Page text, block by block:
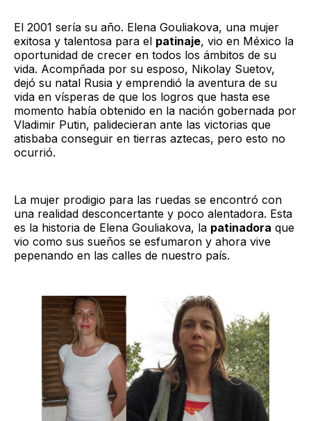
El 2001 sería su año. Elena Gouliakova, una mujer
exitosa y talentosa para el patinaje, vio en México la
oportunidad de crecer en todos los ámbitos de su
vida. Acompñada por su esposo, Nikolay Suetov,
dejó su natal Rusia y emprendió la aventura de su
vida en vísperas de que los logros que hasta ese
momento había obtenido en la nación gobernada por
Vladimir Putin, palidecieran ante las victorias que
atisbaba conseguir en tierras aztecas, pero esto no
ocurrió.
La mujer prodigio para las ruedas se encontró con
una realidad desconcertante y poco alentadora. Esta
es la historia de Elena Gouliakova, la patinadora que
vio como sus sueños se esfumaron y ahora vive
pepenando en las calles de nuestro país.